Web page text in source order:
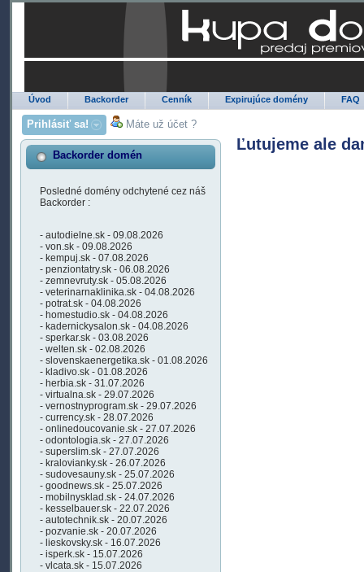
Úvod Backorder Cenník Expirujúce domény FAQ
Prihlásiť sa! Máte už účet ?
Backorder domén
Posledné domény odchytené cez náš
Backorder :
- autodielne.sk - 09.08.2026
- von.sk - 09.08.2026
- kempuj.sk - 07.08.2026
- penziontatry.sk - 06.08.2026
- zemnevruty.sk - 05.08.2026
- veterinarnaklinika.sk - 04.08.2026
- potrat.sk - 04.08.2026
- homestudio.sk - 04.08.2026
- kadernickysalon.sk - 04.08.2026
- sperkar.sk - 03.08.2026
- welten.sk - 02.08.2026
- slovenskaenergetika.sk - 01.08.2026
- kladivo.sk - 01.08.2026
- herbia.sk - 31.07.2026
- virtualna.sk - 29.07.2026
- vernostnyprogram.sk - 29.07.2026
- currency.sk - 28.07.2026
- onlinedoucovanie.sk - 27.07.2026
- odontologia.sk - 27.07.2026
- superslim.sk - 27.07.2026
- kralovianky.sk - 26.07.2026
- sudovesauny.sk - 25.07.2026
- goodnews.sk - 25.07.2026
- mobilnysklad.sk - 24.07.2026
- kesselbauer.sk - 22.07.2026
- autotechnik.sk - 20.07.2026
- pozvanie.sk - 20.07.2026
- lieskovsky.sk - 16.07.2026
- isperk.sk - 15.07.2026
- vlcata.sk - 15.07.2026
Ľutujeme ale